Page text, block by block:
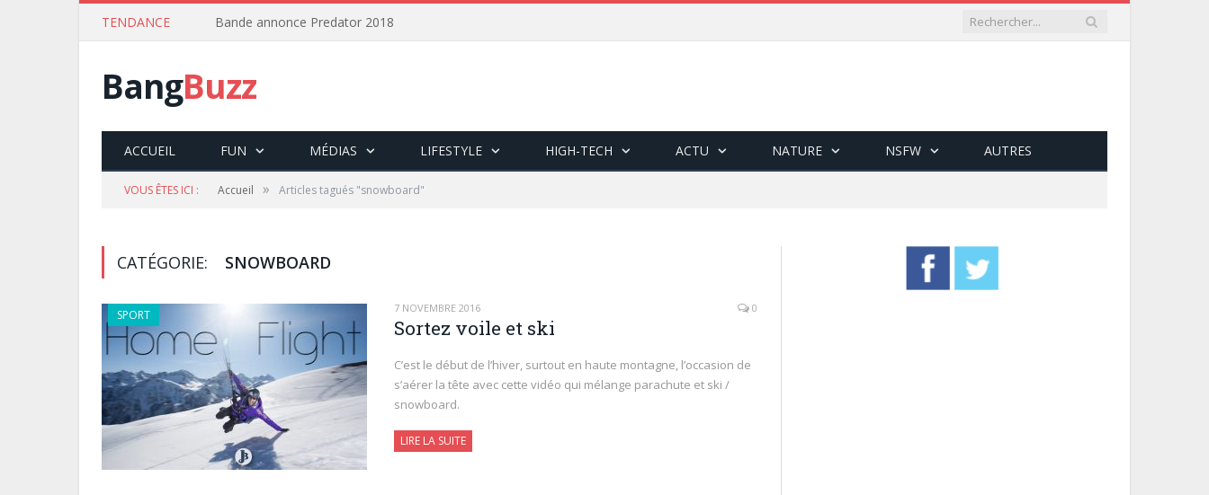
TENDANCE Bande annonce Predator 2018
BangBuzz
ACCUEIL FUN MÉDIAS LIFESTYLE HIGH-TECH ACTU NATURE NSFW AUTRES
VOUS ÊTES ICI : Accueil » Articles tagués "snowboard"
CATÉGORIE: SNOWBOARD
SPORT 7 NOVEMBRE 2016 0
Sortez voile et ski
C’est le début de l’hiver, surtout en haute montagne, l’occasion de
s’aérer la tête avec cette vidéo qui mélange parachute et ski /
snowboard.
LIRE LA SUITE